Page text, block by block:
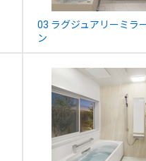
03 ラグジュアリーミラ
ン